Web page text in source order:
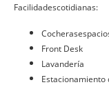
Facilidadescotidianas:
Front Desk
Lavandería